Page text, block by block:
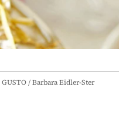
GUSTO / Barbara Eidler-Ster